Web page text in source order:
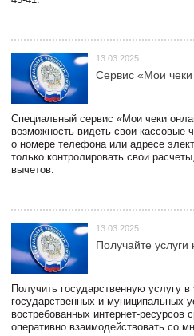
13.03.2025
Сервис «Мои чеки
Специальный сервис «Мои чеки
возможность видеть свои кассовые
о номере телефона или адресе
только контролировать свои
вычетов.
13.03.2025
Получайте
Получить государственную услугу
государственных и муниципальных
востребованных интернет-
оперативно взаимодействовать со